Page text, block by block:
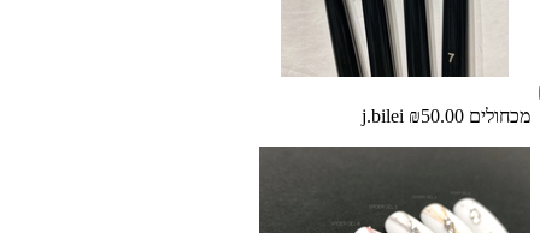
מכחולים j.bilei ₪50.00